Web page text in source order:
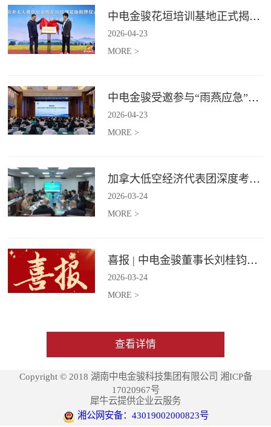
中电金骏花垣培训基地正式揭牌 首期农业无人机培训班同步启动
2026-04-23
MORE >
中电金骏受邀参与“雨燕应急”2026年度会议 协同打造空中应急力量
2026-04-23
MORE >
加拿大低空经济代表团深度考察中电金骏
2026-03-24
MORE >
喜报 | 中电金骏董事长刘桂钧获雷锋街道第四届“雷锋榜样”模范人物称号
2026-03-24
MORE >
查看详情
Copyright © 2018 湖南中电金骏科技集团有限公司 湘ICP备
17020967号
犀牛云提供企业云服务
湘公网安备：43019002000823号